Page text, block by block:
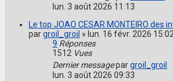
lun. 3 août 2026 11:13
Le top JOAO CESAR MONTEIRO des
pargroil_groil » lun. 16 févr. 2026 15:02
9 Réponses
1512 Vues
Dernier messagepargroil_groil
lun. 3 août 2026 09:33